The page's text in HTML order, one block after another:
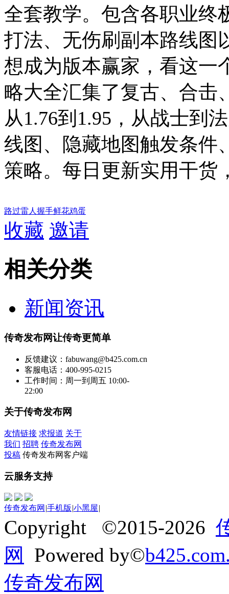
全套教学。包含各职业终
打法、无伤刷副本路线图
想成为版本赢家，看这一
略大全汇集了复古、合击
从1.76到1.95，从战士到
线图、隐藏地图触发条件
策略。每日更新实用干
路过雷人 握手鲜花鸡蛋
收藏 邀请
相关分类
新闻资讯
传奇发布网让传奇更简单
反馈建议：fabuwang@b425.com.cn
客服电话：400-995-0215
工作时间：周一到周五 10:00-
22:00
关于传奇发布网
友情链接 求报道 关于
我们 招聘 传奇发布网
投稿 传奇发布网客户端
云服务支持
传奇发布网 |手机版 |小黑屋|
Copyright ©2015-2026
网
Powered by©
传奇发布网